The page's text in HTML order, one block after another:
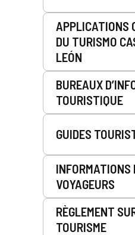
APPLICATIONS
DU TURISMO
LEÓN
BUREAUX
TOURISTIQUE
GUIDES
INFORMATIONS
VOYAGEURS
RÈGLEMENT
TOURISME